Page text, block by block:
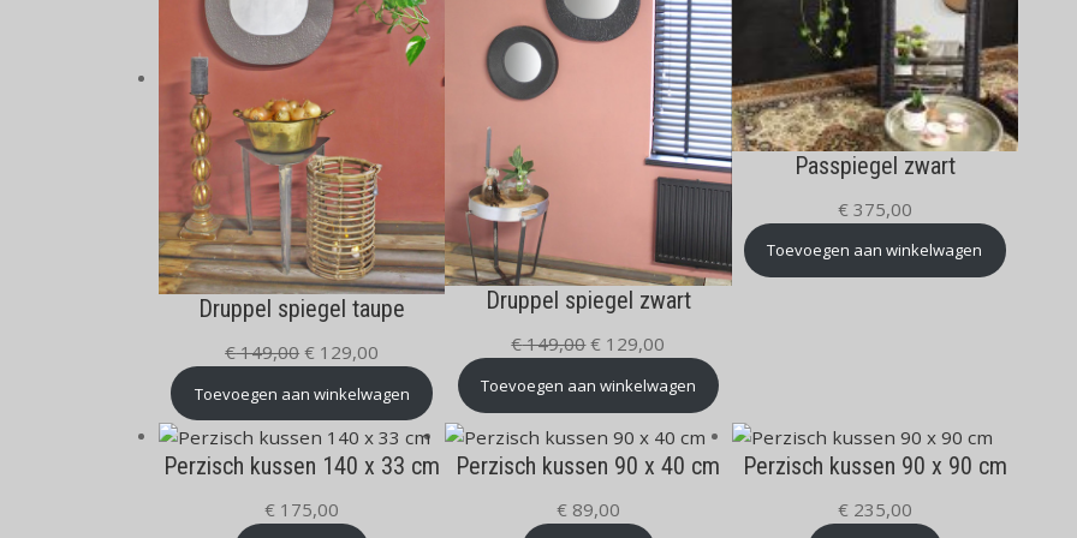
Druppel spiegel taupe
€149,00 Oorspronkelijke
was:
€ 149,00.
€ 129,00
is:
€ 129,00.
Toevoegen aan winkelwagen
Druppel spiegel zwart
€149,00Oorspronkelijke
€ 149,00.
€ 129,00
is:
€ 129,00.
Toevoegen aan winkelwagen
Passpiegel zwart
€375,00
Toevoegen aan winkelwagen
Perzisch kussen 140 x 33 cm
€ 175,00
Perzisch kussen 90 x 40 cm
€89,00
Perzisch kussen 90 x 90 cm
€235,00